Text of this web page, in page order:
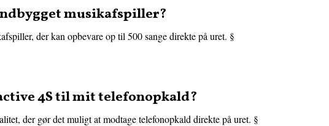
musikafspiller?
der kan opbevare op til 500 sange direkte på uret. §
4S til mit telefonopkald?
der gør det muligt at modtage telefonopkald direkte på uret. §